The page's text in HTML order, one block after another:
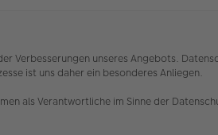
Verbesserungen unseres Angebots.
ist uns daher ein besonderes Anliegen.
als Verantwortliche im Sinne der